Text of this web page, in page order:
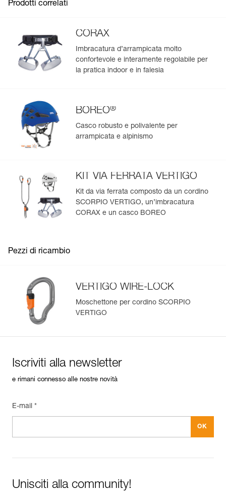
Prodotti correlati
CORAX
Imbracatura d’arrampicata molto
confortevole e interamente regolabile per
la pratica indoor e in falesia
BOREO®
Casco robusto e polivalente per
arrampicata e alpinismo
KIT VIA FERRATA VERTIGO
Kit da via ferrata composto da un cordino
SCORPIO VERTIGO, un’imbracatura
CORAX e un casco BOREO
Pezzi di ricambio
VERTIGO WIRE-LOCK
Moschettone per cordino SCORPIO
VERTIGO
Iscriviti alla newsletter
e rimani connesso alle nostre novità
E-mail *
Unisciti alla community!